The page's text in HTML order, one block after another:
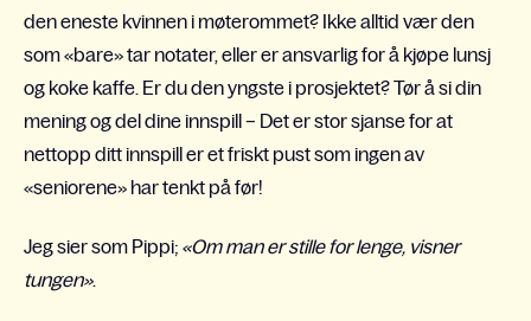
den eneste kvinnen i møterommet? Ikke alltid vær den
som «bare» tar notater, eller er ansvarlig for å kjøpe lunsj
og koke kaffe. Er du den yngste i prosjektet? Tør å si din
mening og del dine innspill – Det er stor sjanse for at
nettopp ditt innspill er et friskt pust som ingen av
«seniorene» har tenkt på før!
Jeg sier som Pippi; «Om man er stille for lenge, visner
tungen».